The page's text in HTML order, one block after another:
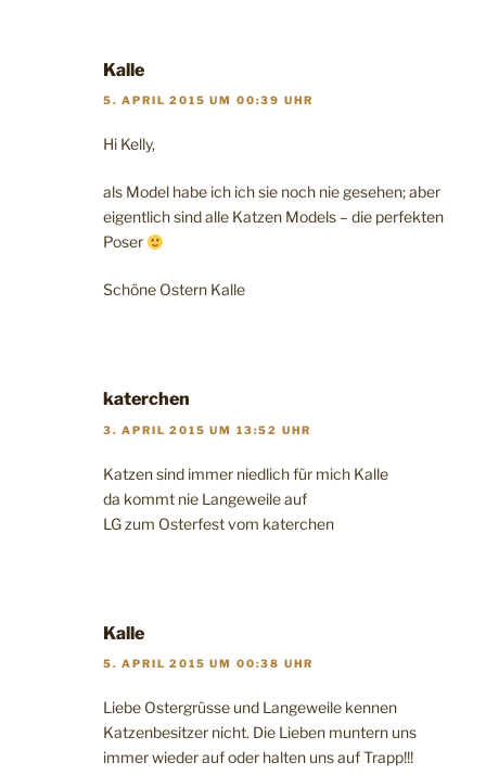
Kalle
5. APRIL 2015 UM 00:39 UHR
Hi Kelly,
als Model habe ich ich sie noch nie gesehen; aber
eigentlich sind alle Katzen Models – die perfekten
Poser
Schöne Ostern Kalle
katerchen
3. APRIL 2015 UM 13:52 UHR
Katzen sind immer niedlich für mich Kalle
da kommt nie Langeweile auf
LG zum Osterfest vom katerchen
Kalle
5. APRIL 2015 UM 00:38 UHR
Liebe Ostergrüsse und Langeweile kennen
Katzenbesitzer nicht. Die Lieben muntern uns
immer wieder auf oder halten uns auf Trapp!!!